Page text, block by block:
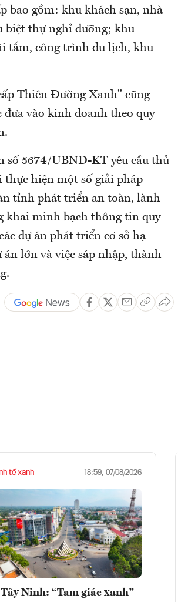
bao gồm: khu khách sạn, nhà
biệt thự nghỉ dưỡng; khu
tắm, công trình du lịch, khu
Thiên Đường Xanh" cũng
đưa vào kinh doanh theo quy
số 5674/UBND-KT yêu cầu thủ
hiện một số giải pháp
tỉnh phát triển an toàn, lành
khai minh bạch thông tin quy
dự án phát triển cơ sở hạ
án lớn và việc sáp nhập, thành
tế xanh 18:59, 07/08/2026
Tây Ninh: “Tam giác xanh”